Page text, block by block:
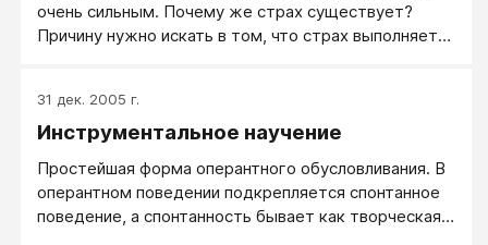
очень сильным. Почему же страх существует?
Причину нужно искать в том, что страх выполняет
на защиту, и, таким образом, страх превращается в
поведенческую систему, охраняющую от
животных одна из наиболее серьезных угроз —
стать пищей для представителей другого вида.
31 дек. 2005 г.
Инструментальное научение
Простейшая форма оперантного обусловливания. В
оперантном поведении подкрепляется спонтанное
поведение, а спонтанность бывает как творческая,